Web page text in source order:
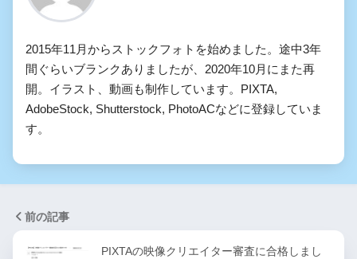
2015年11月からストックフォトを始めました。途中3年
間ぐらいブランクありましたが、2020年10月にまた再
開。イラスト、動画も制作しています。PIXTA,
AdobeStock, Shutterstock, PhotoACなどに登録していま
す。
前の記事
PIXTAの映像クリエイター審査に合格しまし